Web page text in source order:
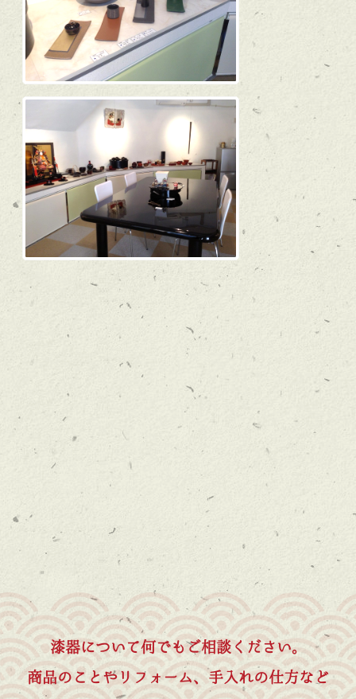
漆器について何でもご相談ください。
商品のことやリフォーム、手入れの仕方など